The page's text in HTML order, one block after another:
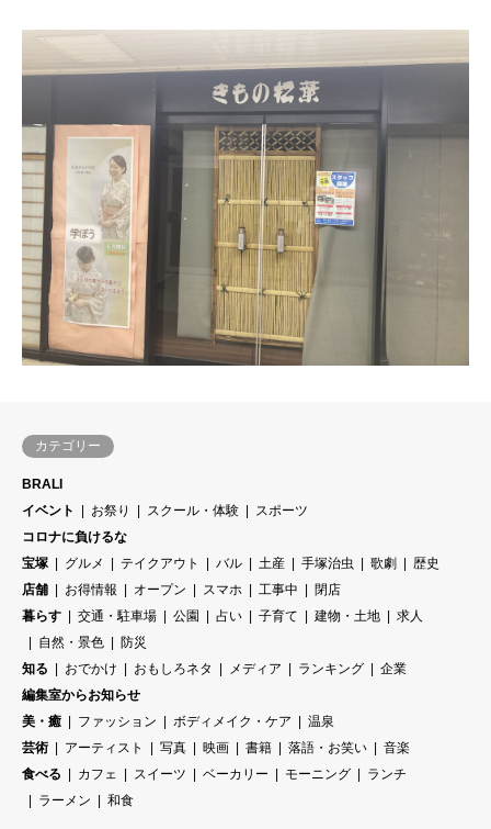
カテゴリー
BRALI
イベント
お祭り スクール・体験
スポーツ
コロナに負けるな
宝塚
グルメ テイクアウト バル 土産 手塚治虫 歌劇
歴史
店舗
お得情報 オープン スマホ 工事中
閉店
暮らす
交通・駐車場 公園 占い 子育て 建物・土地
求人
自然・景色
防災
知る
おでかけ おもしろネタ メディア ランキング
企業
編集室からお知らせ
美・癒
ファッション ボディメイク・ケア
温泉
芸術
アーティスト 写真 映画 書籍 落語・お笑い
音楽
食べる
カフェ スイーツ ベーカリー モーニング
ランチ
ラーメン
和食